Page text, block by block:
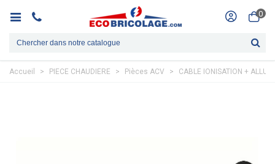
0
Accueil > PIECE CHAUDIERE > Pièces ACV > CABLE IONISATION +